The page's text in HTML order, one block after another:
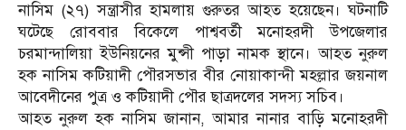
নাসিম (২৭) সন্ত্রাসীর হামলায় গুরুতর আহত হয়েছেন। ঘটনাটি
ঘটেছে রোববার বিকেলে পাশ্ববর্তী মনোহরদী উপজেলার
চরমান্দালিয়া ইউনিয়নের মুন্সী পাড়া নামক স্থানে। আহত নুরুল
হক নাসিম কটিয়াদী পৌরসভার বীর নোয়াকান্দী মহল্লার জয়নাল
আবেদীনের পুত্র ও কটিয়াদী পৌর ছাত্রদলের সদস্য সচিব।
আহত নুরুল হক নাসিম জানান, আমার নানার বাড়ি মনোহরদী